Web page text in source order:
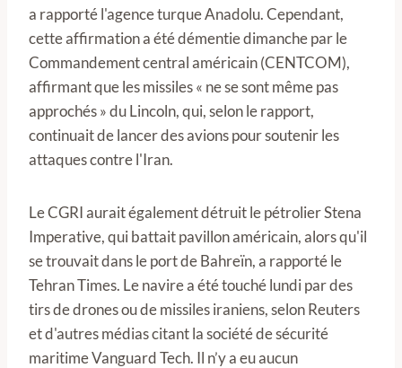
a rapporté l'agence turque Anadolu. Cependant,
cette affirmation a été démentie dimanche par le
Commandement central américain (CENTCOM),
affirmant que les missiles « ne se sont même pas
approchés » du Lincoln, qui, selon le rapport,
continuait de lancer des avions pour soutenir les
attaques contre l'Iran.
Le CGRI aurait également détruit le pétrolier Stena
Imperative, qui battait pavillon américain, alors qu'il
se trouvait dans le port de Bahreïn, a rapporté le
Tehran Times. Le navire a été touché lundi par des
tirs de drones ou de missiles iraniens, selon Reuters
et d'autres médias citant la société de sécurité
maritime Vanguard Tech. Il n’y a eu aucun